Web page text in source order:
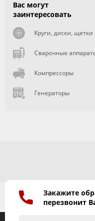
Вас могут
заинтересовать
Круги, диски, щетки
Сварочные
Компрессоры
Генераторы
Закажите
перезвонит